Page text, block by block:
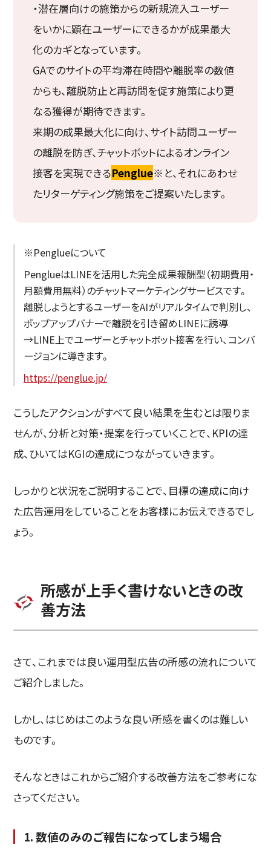
・潜在層向けの施策からの新規流入ユーザー
をいかに顕在ユーザーにできるかが成果最大
化のカギとなっています。
GAでのサイトの平均滞在時間や離脱率の数値
からも、離脱防止と再訪問を促す施策により更
なる獲得が期待できます。
来期の成果最大化に向け、サイト訪問ユーザー
の離脱を防ぎ、チャットボットによるオンライン
接客を実現できるPenglue※と、それにあわせ
たリターゲティング施策をご提案いたします。
※Penglueについて
PenglueはLINEを活用した完全成果報酬型（初期費用・
月額費用無料）のチャットマーケティングサービスです。
離脱しようとするユーザーをAIがリアルタイムで判別し、
ポップアップバナーで離脱を引き留めLINEに誘導
→LINE上でユーザーとチャットボット接客を行い、コンバ
ージョンに導きます。
https://penglue.jp/
こうしたアクションがすべて良い結果を生むとは限りま
せんが、分析と対策・提案を行っていくことで、KPIの達
成、ひいてはKGIの達成につながっていきます。
しっかりと状況をご説明することで、目標の達成に向け
た広告運用をしていることをお客様にお伝えできるでし
ょう。
所感が上手く書けないときの改
善方法
さて、これまでは良い運用型広告の所感の流れについて
ご紹介しました。
しかし、はじめはこのような良い所感を書くのは難しい
ものです。
そんなときはこれからご紹介する改善方法をご参考にな
さってください。
1. 数値のみのご報告になってしまう場合